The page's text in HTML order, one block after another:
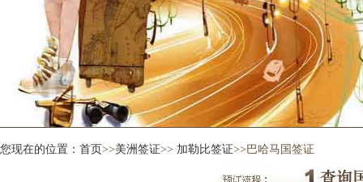
您现在的位置： 首页>>美洲签证>> 加勒比签证>>巴哈马国签证